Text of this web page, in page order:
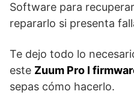
Software para
repararlo si presenta
Te dejo todo lo
este Zuum Pro I
sepas cómo hacerlo.